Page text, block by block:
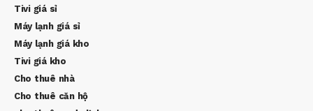
Tivi giá sỉ
Máy lạnh giá sỉ
Máy lạnh giá kho
Tivi giá kho
Cho thuê nhà
Cho thuê căn hộ